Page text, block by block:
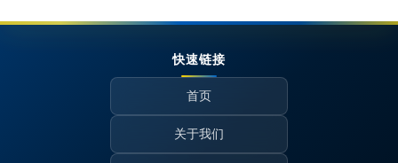
快速链接
首页
关于我们